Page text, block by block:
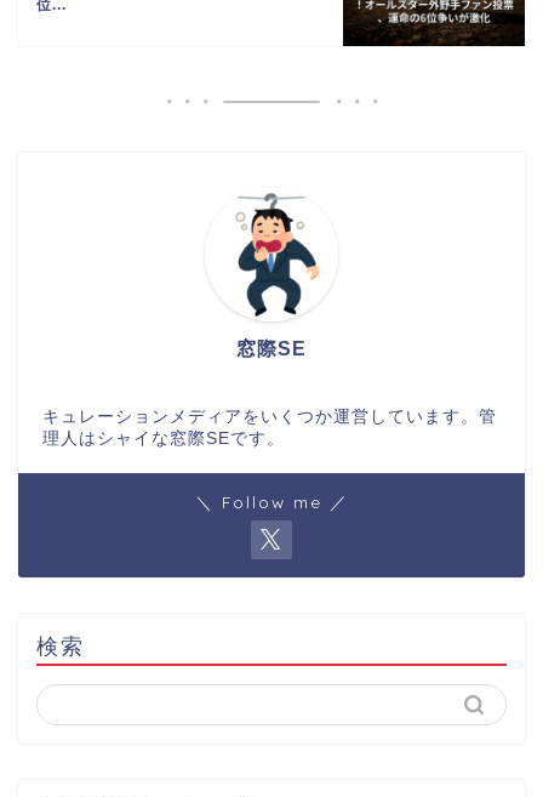
位...
窓際SE
キュレーションメディアをいくつか運営しています。管
理人はシャイな窓際SEです。
＼ Follow me ／
検索